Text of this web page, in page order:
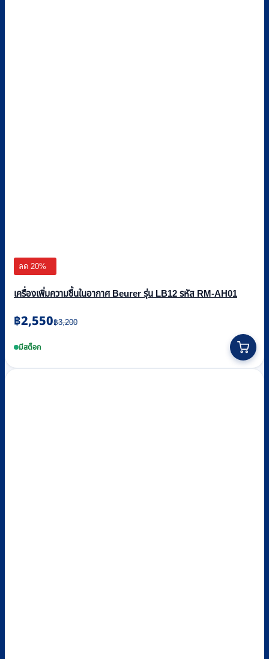
ลด 20%
เครื่องเพิ่มความชื้นในอากาศ Beurer รุ่น LB12 รหัส RM-AH01
฿3,200
Original
price
was:
฿2,550
Current
price
is:มีสต็อก